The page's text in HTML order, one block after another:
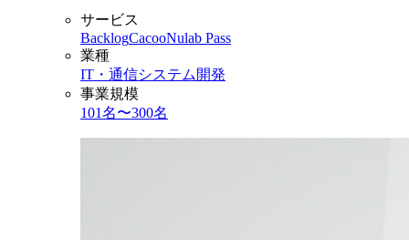
サービス
BacklogCacooNulab Pass
業種
IT・通信システム開発
事業規模
101名〜300名